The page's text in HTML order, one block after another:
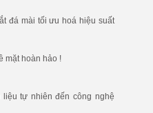
đá mài tối ưu hoá hiệu suất
mặt hoàn hảo !
tự nhiên đến công nghệ